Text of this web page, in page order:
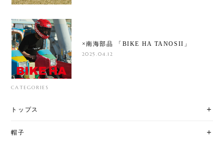
×南海部品 「BIKE HA TANOSII」
2025.04.12
CATEGORIES
トップス
帽子